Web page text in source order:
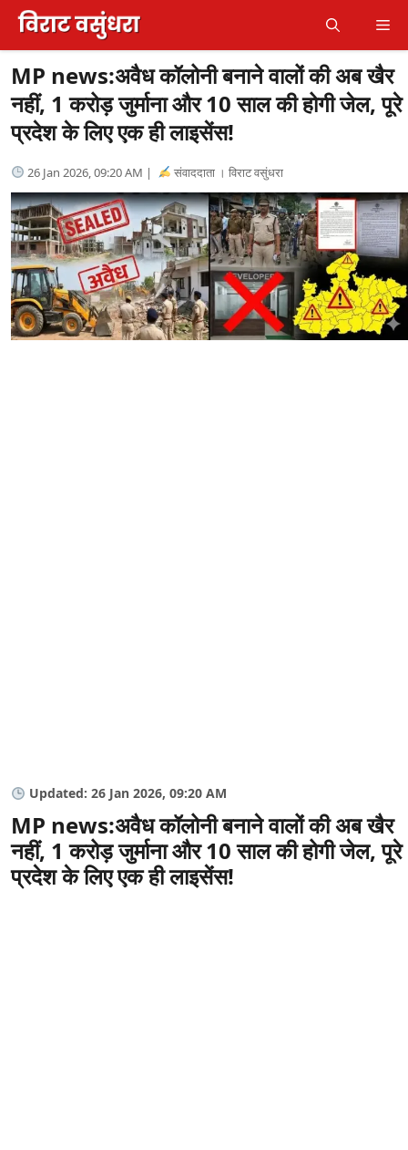
Skip
content
MP news:अवैध कॉलोनी बनाने वालों की अब खैर
नहीं, 1 करोड़ जुर्माना और 10 साल की होगी जेल, पूरे
प्रदेश के लिए एक ही लाइसेंस!
26 Jan 2026, 09:20 AM | संवाददाता । विराट वसुंधरा
Updated: 26 Jan 2026, 09:20 AM
MP news:अवैध कॉलोनी बनाने वालों की अब खैर
नहीं, 1 करोड़ जुर्माना और 10 साल की होगी जेल, पूरे
प्रदेश के लिए एक ही लाइसेंस!